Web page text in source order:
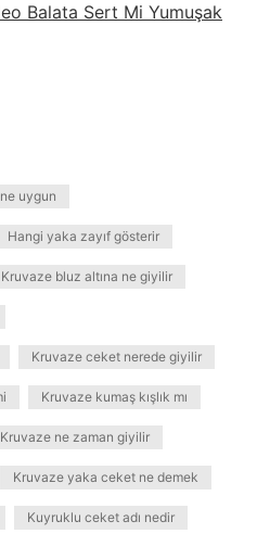
Balata Sert Mi Yumuşak
uygun
Hangi yaka zayıf gösterir
Kruvaze bluz altına ne giyilir
Kruvaze ceket nerede giyilir
Kruvaze kumaş kışlık mı
Kruvaze ne zaman giyilir
Kruvaze yaka ceket ne demek
Kuyruklu ceket adı nedir